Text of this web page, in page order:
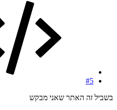
#5
בשביל זה האתר שאני מבקש